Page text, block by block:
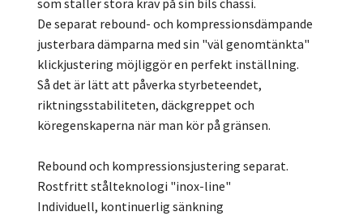
som ställer stora krav på sin bils chassi.
De separat rebound- och kompressionsdämpande
justerbara dämparna med sin "väl genomtänkta"
klickjustering möjliggör en perfekt inställning.
Så det är lätt att påverka styrbeteendet,
riktningsstabiliteten, däckgreppet och
köregenskaperna när man kör på gränsen.
Rebound och kompressionsjustering separat.
Rostfritt stålteknologi "inox-line"
Individuell, kontinuerlig sänkning